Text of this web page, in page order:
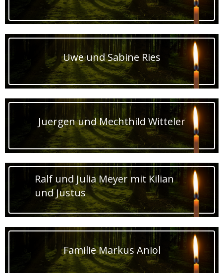
Uwe und Sabine Ries
Juergen und Mechthild Witteler
Ralf und Julia Meyer mit Kilian
und Justus
Familie Markus Aniol